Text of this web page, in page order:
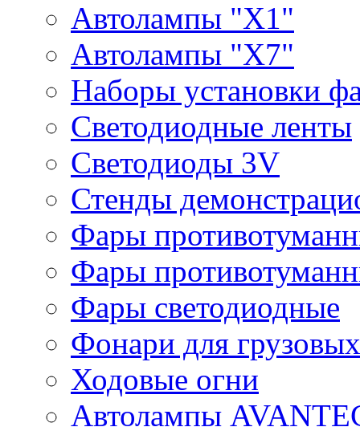
Автолампы "Х1"
Автолампы "Х7"
Наборы установки
Светодиодные ленты
Светодиоды 3V
Стенды
Фары
Фары
Фары светодиодные
Фонари для
Ходовые огни
Автолампы